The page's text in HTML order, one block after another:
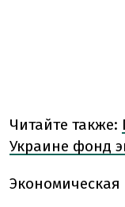
Читайте также:
Украине фонд